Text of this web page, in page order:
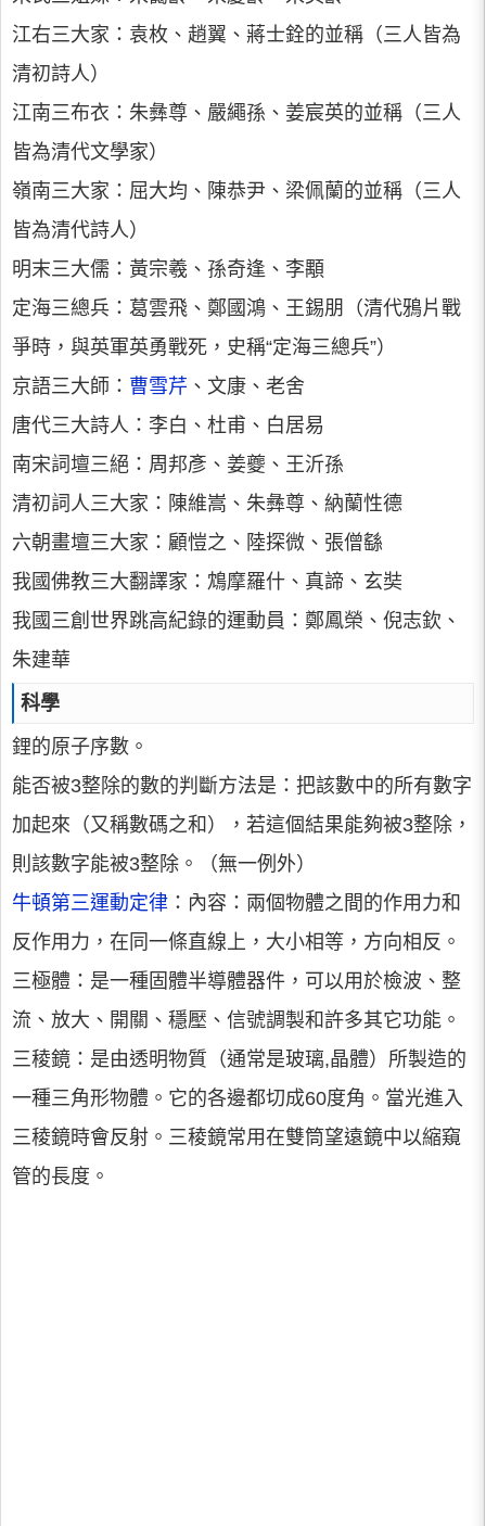
江右三大家：袁枚、趙翼、蔣士銓的並稱（三人皆為
清初詩人）
江南三布衣：朱彝尊、嚴繩孫、姜宸英的並稱（三人
皆為清代文學家）
嶺南三大家：屈大均、陳恭尹、梁佩蘭的並稱（三人
皆為清代詩人）
明末三大儒：黃宗羲、孫奇逢、李顒
定海三總兵：葛雲飛、鄭國鴻、王錫朋（清代鴉片戰
爭時，與英軍英勇戰死，史稱“定海三總兵”）
京語三大師： 曹雪芹 、文康、老舍
唐代三大詩人：李白、杜甫、白居易
南宋詞壇三絕：周邦彥、姜夔、王沂孫
清初詞人三大家：陳維嵩、朱彝尊、納蘭性德
六朝畫壇三大家：顧愷之、陸探微、張僧繇
我國佛教三大翻譯家：鴆摩羅什、真諦、玄奘
我國三創世界跳高紀錄的運動員：鄭鳳榮、倪志欽、
朱建華
科學
鋰的原子序數。
能否被3整除的數的判斷方法是：把該數中的所有數字
加起來（又稱數碼之和），若這個結果能夠被3整除，
則該數字能被3整除。（無一例外）
牛頓第三運動定律 ：內容：兩個物體之間的作用力和
反作用力，在同一條直線上，大小相等，方向相反。
三極體：是一種固體半導體器件，可以用於檢波、整
流、放大、開關、穩壓、信號調製和許多其它功能。
三稜鏡：是由透明物質（通常是玻璃,晶體）所製造的
一種三角形物體。它的各邊都切成60度角。當光進入
三稜鏡時會反射。三稜鏡常用在雙筒望遠鏡中以縮窺
管的長度。